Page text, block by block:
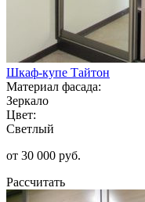
Шкаф-купе Тайтон
Материал фасада:
Зеркало
Цвет:
Светлый
от 30 000 руб.
Рассчитать